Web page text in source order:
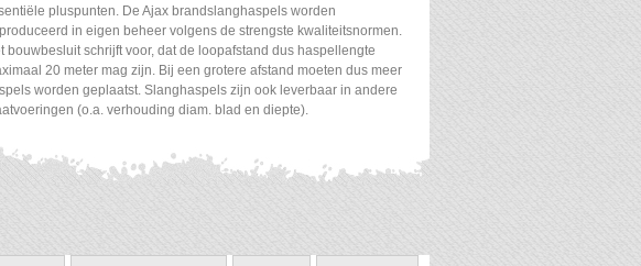
pluspunten. De Ajax brandslanghaspels worden
in eigen beheer volgens de strengste kwaliteitsnormen.
bouwbesluit schrijft voor, dat de loopafstand dus haspellengte
20 meter mag zijn. Bij een grotere afstand moeten dus meer
worden geplaatst. Slanghaspels zijn ook leverbaar in andere
(o.a. verhouding diam. blad en diepte).